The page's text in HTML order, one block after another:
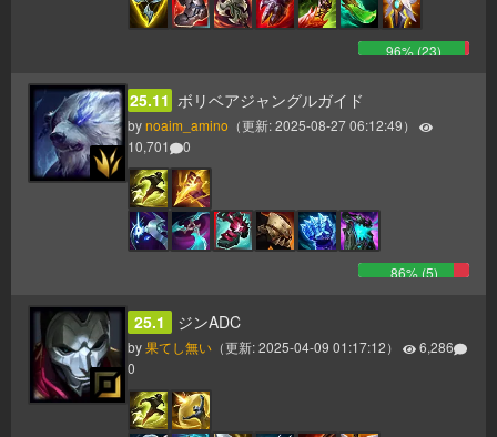
96% (23)
25.11 ボリベアジャングルガイド
bynoaim_amino （更新:2025-08-27 06:12:49）
10,701
0
86% (5)
25.1 ジンADC
by果てし無い （更新:2025-04-09 01:17:12）
6,286
0